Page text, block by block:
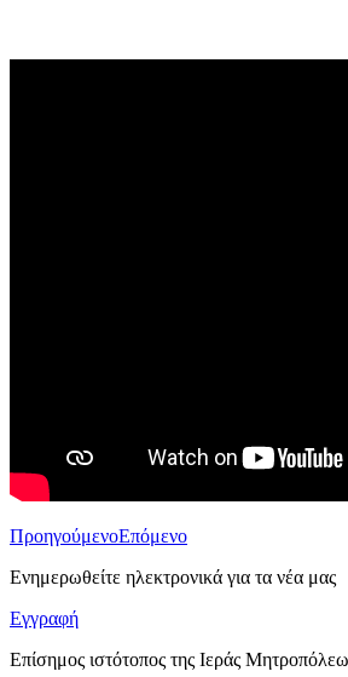
ΠροηγούμενοΕπόμενο
Ενημερωθείτε ηλεκτρονικά για τα νέα μας
Εγγραφή
Επίσημος ιστότοπος της Ιεράς